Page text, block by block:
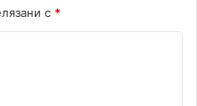
с *